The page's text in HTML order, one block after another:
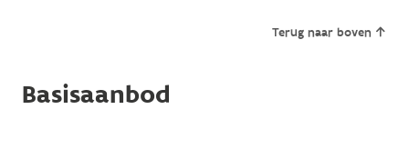
Terug naar boven
Basisaanbod